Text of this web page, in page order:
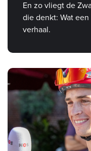
En zo vliegt de
die denkt: Wat een
verhaal.